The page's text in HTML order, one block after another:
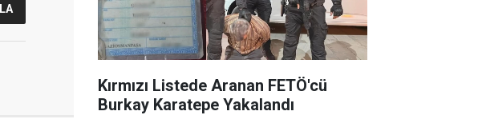
Kırmızı Listede Aranan FETÖ'cü
Burkay Karatepe Yakalandı